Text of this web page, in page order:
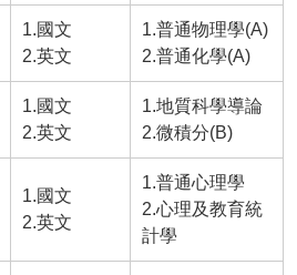
1.國文
2.英文
1.普通物理學(A)
2.普通化學(A)
1.國文
2.英文
1.地質科學導論
2.微積分(B)
1.國文
2.英文
1.普通心理學
2.心理及教育統
計學